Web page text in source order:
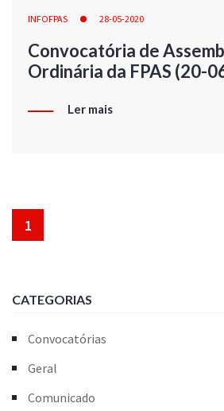
INFOFPAS 28-05-2020
Convocatória de
Ordinária da FPAS (20-
Ler mais
1
CATEGORIAS
Convocatórias
Geral
Comunicado